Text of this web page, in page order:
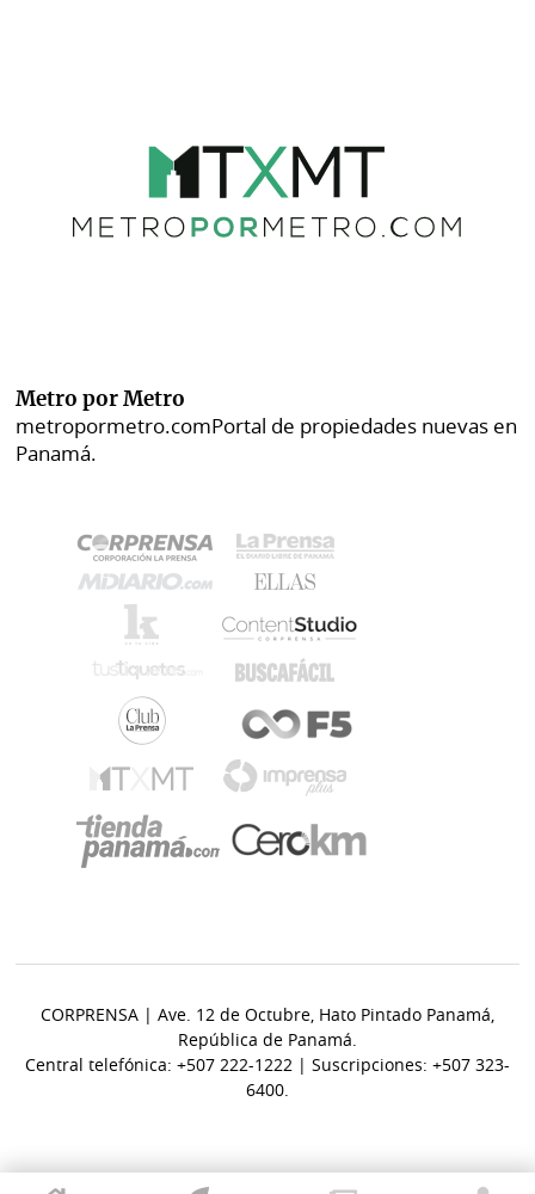
Metro por Metro
metropormetro.comPortal de propiedades nuevas en
Panamá.
CORPRENSA | Ave. 12 de Octubre, Hato Pintado Panamá,
República de Panamá.
Central telefónica: +507 222-1222 | Suscripciones: +507 323-
6400.